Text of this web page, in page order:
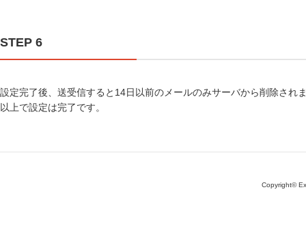
STEP 6
設定完了後、送受信すると14日以前のメールのみサーバから削除され
以上で設定は完了です。
Copyright©